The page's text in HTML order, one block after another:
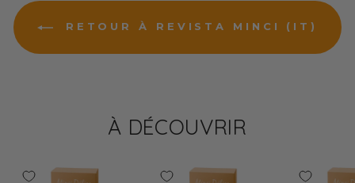
RETOUR À REVISTA MINCI (IT)
À DÉCOUVRIR